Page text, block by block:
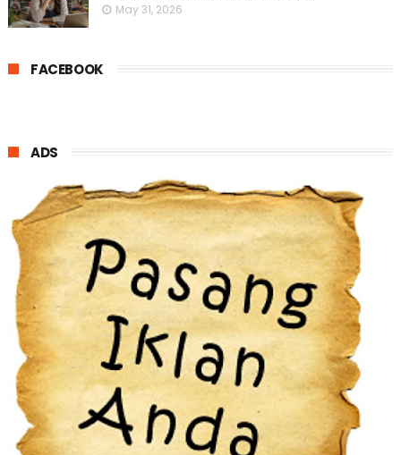
May 31, 2026
FACEBOOK
ADS